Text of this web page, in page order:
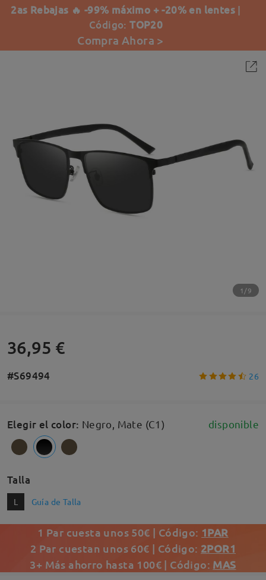
2as Rebajas 🔥 -99% máximo + -20% en lentes |
Código:TOP20
Compra Ahora >
1/9
36,95 €
#S69494 26
Elegir el color: Negro, Mate (C1) disponible
Talla
L Guía de Talla
1 Par cuesta unos 50€ | Código: 1PAR
2 Par cuestan unos 60€ | Código: 2POR1
3+ Más ahorro hasta 100€ | Código: MAS